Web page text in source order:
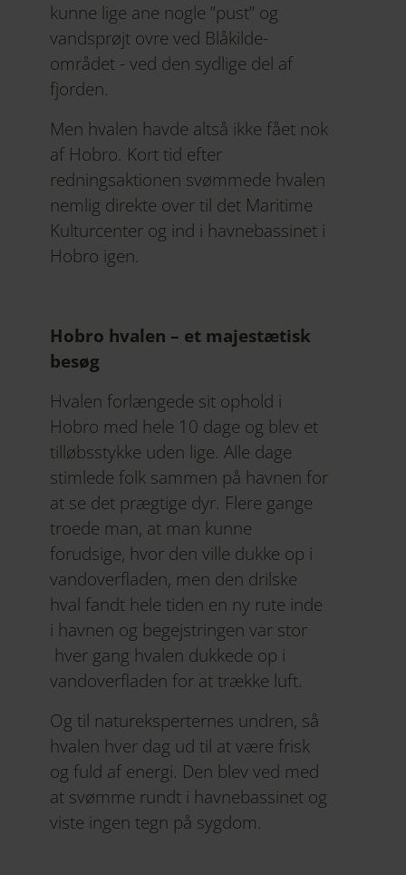
kunne lige ane nogle ”pust” og
vandsprøjt ovre ved Blåkilde-
området - ved den sydlige del af
fjorden.
Men hvalen havde altså ikke fået nok
af Hobro. Kort tid efter
redningsaktionen svømmede hvalen
nemlig direkte over til det Maritime
Kulturcenter og ind i havnebassinet i
Hobro igen.
Hobro hvalen – et majestætisk
besøg
Hvalen forlængede sit ophold i
Hobro med hele 10 dage og blev et
tilløbsstykke uden lige. Alle dage
stimlede folk sammen på havnen for
at se det prægtige dyr. Flere gange
troede man, at man kunne
forudsige, hvor den ville dukke op i
vandoverfladen, men den drilske
hval fandt hele tiden en ny rute inde
i havnen og begejstringen var stor
hver gang hvalen dukkede op i
vandoverfladen for at trække luft.
Og til natureksperternes undren, så
hvalen hver dag ud til at være frisk
og fuld af energi. Den blev ved med
at svømme rundt i havnebassinet og
viste ingen tegn på sygdom.